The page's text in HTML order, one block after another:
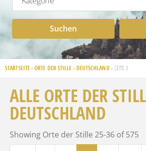
Suchen
STARTSEITE » ORTE DER STILLE » DEUTSCHLAND» SEITE 3
ALLE ORTE DER
DEUTSCHLAND
Showing Orte der Stille 25-36 of 575